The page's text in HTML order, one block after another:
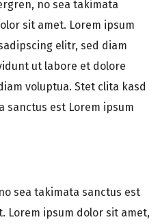
no sea takimata
sit amet. Lorem ipsum
elitr, sed diam
ut labore et dolore
voluptua. Stet clita kasd
sanctus est Lorem ipsum
sea takimata sanctus est
Lorem ipsum dolor sit amet,